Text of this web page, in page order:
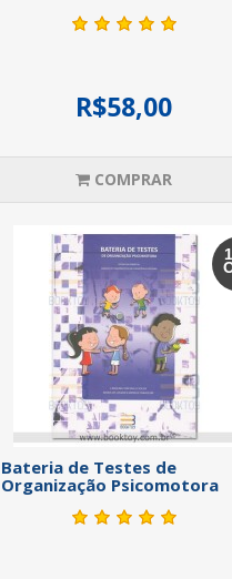
R$58,00
COMPRAR
Bateria de Testes de
Organização Psicomotora